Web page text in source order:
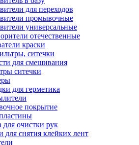
для переходов
промывочные
универсальные
отечественные
краски
ситечки
для смешивания
ситечки
для герметика
покрытие
для очистки рук
для снятия клейких лент